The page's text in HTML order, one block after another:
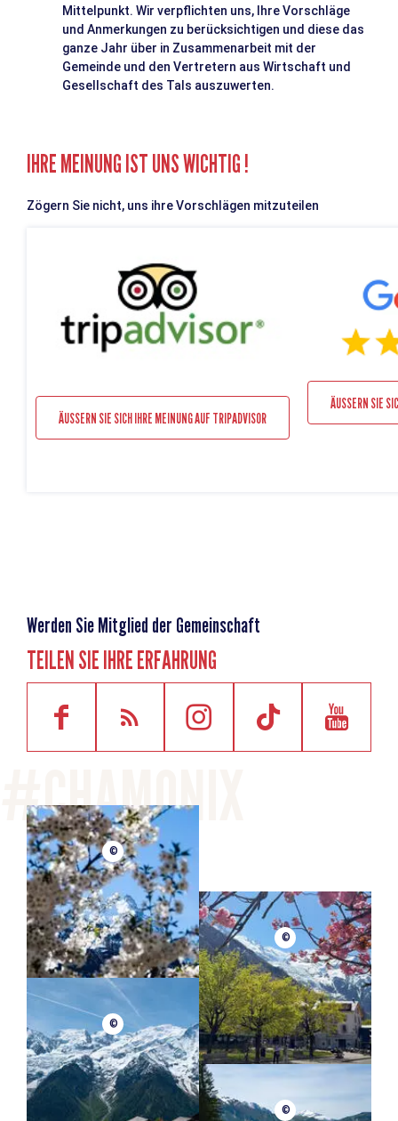
Mittelpunkt. Wir verpflichten uns, Ihre Vorschläge
und Anmerkungen zu berücksichtigen und diese das
ganze Jahr über in Zusammenarbeit mit der
Gemeinde und den Vertretern aus Wirtschaft und
Gesellschaft des Tals auszuwerten.
IHRE MEINUNG IST UNS WICHTIG !
Zögern Sie nicht, uns ihre Vorschlägen mitzuteilen
ÄUSSERN SIE SICH IHRE MEINUNG AUF TRIPADVISOR
ÄUSSERN SIE
Werden Sie Mitglied der Gemeinschaft
TEILEN SIE IHRE ERFAHRUNG
©
©
©
©